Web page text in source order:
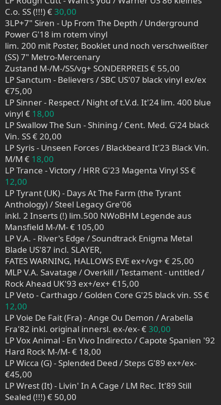
C.o. SS (!!!) €30,00
3LP+7" Siren - Up From The Depth / Underground
Power G'18 im rotem vinyl
lim. 200 mit Poster, Booklet und noch verschweißter
(SS) 7" Metro-Mercenary
Zustand M-/M-/SS/vg+ SONDERPREIS € 55,00
LP Sanctum - Believers / SBC US'07 black vinyl ex/ex
€75,00
LP Sinner - Respect / Night of t.V.d. It'24 lim. 400 blue
vinyl € 18,00
LP Swallow The Sun - Shining / Cent. Med. G'24 black
Vin. SS € 20,00
LP Syris - Unseen Forces / Blackbeard It'23 Black Vin.
M/M € 18,00
LP Trance - Victory / HRR G'23 Magenta Vinyl SS €
12,00
LP Tyrant (UK) - Days At The Farm (the Tyrant
Anthology) / Steel Legacy Gre'06
inkl. 2 Inserts (!) lim.500 NWoBHM Legende aus
Mansfield M-/M- € 105,00
LP V.A. - River's Edge / Soundtrack Enigma Metal
Blade US'87 incl. SLAYER,
FATES WARNING, HALLOWS EVE ex+/vg+ € 25,00
MLP V.A. Savatage / Overkill / Testament - untitled /
Rock Ahead UK'93 ex+/ex+ €15,00
LP Veto - Carthago / Golden Core G'25 black vin. SS €
12,00
LP Voie De Fait (Fra) - Ange Ou Demon / Arabella
Fra'82 inkl. original innersl. ex-/ex- €30,00
LP Vox Animal - En Vivo Indirecto / Capote Spanien '92
Hard Rock M-/M- € 18,00
LP Wicca (G) - Splended Deed / Steps G'89 ex+/ex-
€45,00
LP Wrest (It) - Livin' In A Cage / LM Rec. It'89 Still
Sealed (!!!) € 50,00